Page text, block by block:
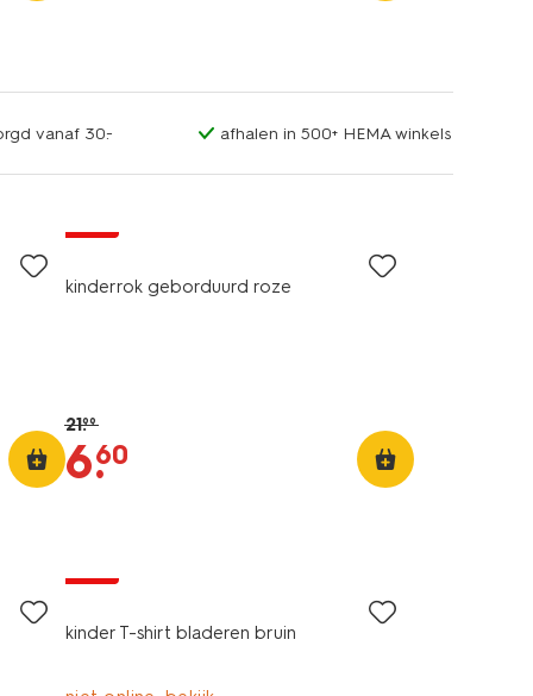
vanaf 30.- afhalen in 500+ HEMA winkels
kinderrok geborduurd roze
21.99
6.
60
kinder T-shirt bladeren bruin